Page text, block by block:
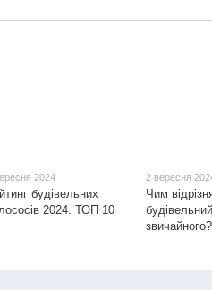
2024
будівельних
2024. ТОП 10
2 вересня
Чим
звичайного?